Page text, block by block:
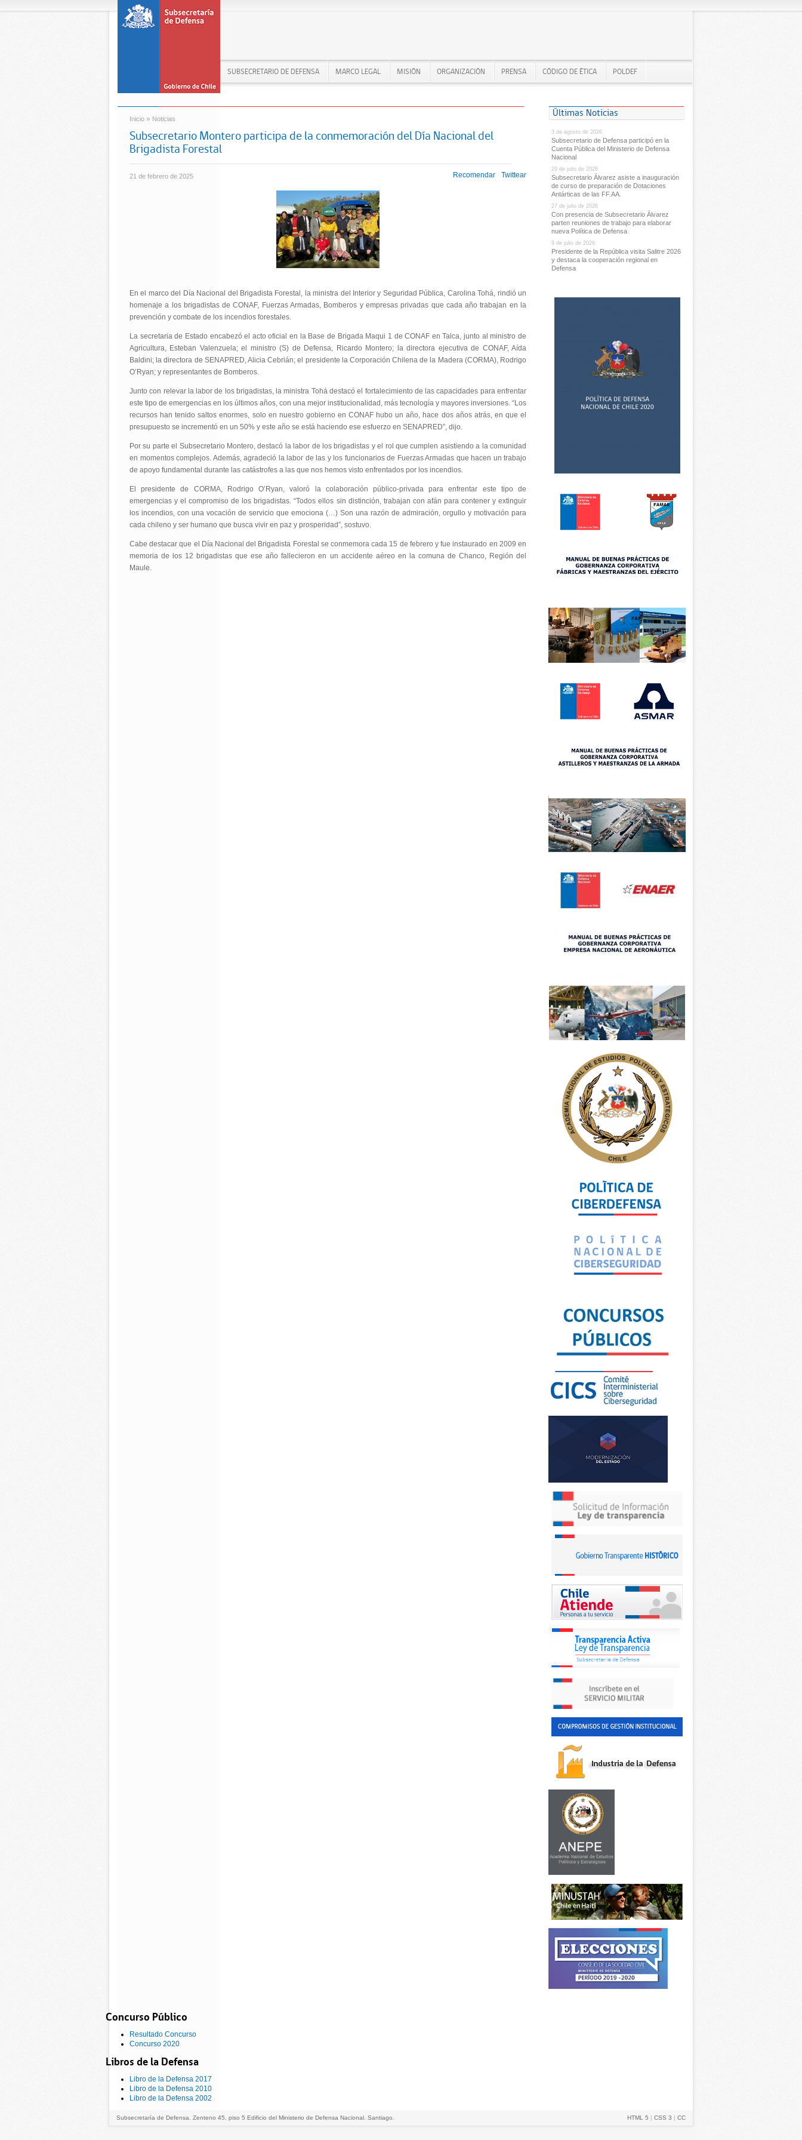
SUBSECRETARIO DE DEFENSA MARCO LEGAL MISIÓN ORGANIZACIÓN PRENSA CÓDIGO DE ÉTICA POLDEF
Inicio » Noticias
Subsecretario Montero participa de la conmemoración del Día Nacional del
Brigadista Forestal
21 de febrero de 2025 Recomendar Twittear
En el marco del Día Nacional del Brigadista Forestal, la ministra del Interior y Seguridad Pública, Carolina Tohá, rindió un
homenaje a los brigadistas de CONAF, Fuerzas Armadas, Bomberos y empresas privadas que cada año trabajan en la
prevención y combate de los incendios forestales.
La secretaria de Estado encabezó el acto oficial en la Base de Brigada Maqui 1 de CONAF en Talca, junto al ministro de
Agricultura, Esteban Valenzuela; el ministro (S) de Defensa, Ricardo Montero; la directora ejecutiva de CONAF, Aída
Baldini; la directora de SENAPRED, Alicia Cebrián; el presidente la Corporación Chilena de la Madera (CORMA), Rodrigo
O’Ryan; y representantes de Bomberos.
Junto con relevar la labor de los brigadistas, la ministra Tohá destacó el fortalecimiento de las capacidades para enfrentar
este tipo de emergencias en los últimos años, con una mejor institucionalidad, más tecnología y mayores inversiones. “Los
recursos han tenido saltos enormes, solo en nuestro gobierno en CONAF hubo un año, hace dos años atrás, en que el
presupuesto se incrementó en un 50% y este año se está haciendo ese esfuerzo en SENAPRED”, dijo.
Por su parte el Subsecretario Montero, destacó la labor de los brigadistas y el rol que cumplen asistiendo a la comunidad
en momentos complejos. Además, agradeció la labor de las y los funcionarios de Fuerzas Armadas que hacen un trabajo
de apoyo fundamental durante las catástrofes a las que nos hemos visto enfrentados por los incendios.
El presidente de CORMA, Rodrigo O’Ryan, valoró la colaboración público-privada para enfrentar este tipo de
emergencias y el compromiso de los brigadistas. “Todos ellos sin distinción, trabajan con afán para contener y extinguir
los incendios, con una vocación de servicio que emociona (…) Son una razón de admiración, orgullo y motivación para
cada chileno y ser humano que busca vivir en paz y prosperidad”, sostuvo.
Cabe destacar que el Día Nacional del Brigadista Forestal se conmemora cada 15 de febrero y fue instaurado en 2009 en
memoria de los 12 brigadistas que ese año fallecieron en un accidente aéreo en la comuna de Chanco, Región del
Maule.
Últimas Noticias
3 de agosto de 2026
Subsecretario de Defensa participó en la
Cuenta Pública del Ministerio de Defensa
Nacional
29 de julio de 2026
Subsecretario Álvarez asiste a inauguración
de curso de preparación de Dotaciones
Antárticas de las FF.AA.
27 de julio de 2026
Con presencia de Subsecretario Álvarez
parten reuniones de trabajo para elaborar
nueva Política de Defensa
9 de julio de 2026
Presidente de la República visita Salitre 2026
y destaca la cooperación regional en
Defensa
Concurso Público
Resultado Concurso
Concurso 2020
Libros de la Defensa
Libro de la Defensa 2017
Libro de la Defensa 2010
Libro de la Defensa 2002
Subsecretaría de Defensa. Zenteno 45, piso 5 Edificio del Ministerio de Defensa Nacional. Santiago. HTML 5 | CSS 3 | CC